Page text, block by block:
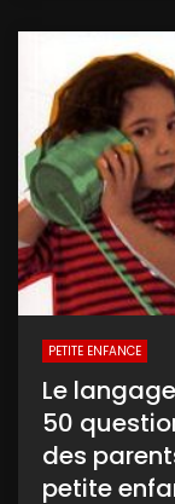
PETITE ENFANCE
Le
50
des
petite